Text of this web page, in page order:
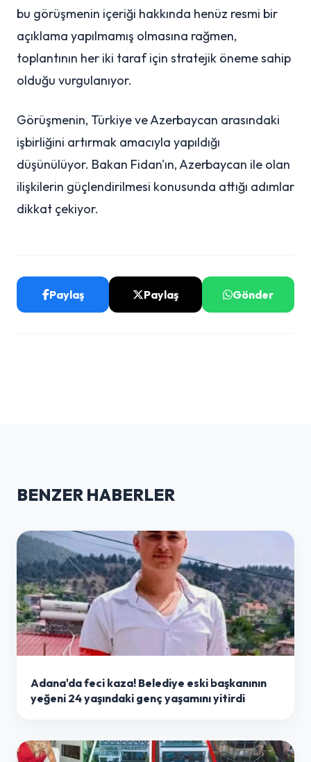
bu görüşmenin içeriği hakkında henüz resmi bir
açıklama yapılmamış olmasına rağmen,
toplantının her iki taraf için stratejik öneme sahip
olduğu vurgulanıyor.
Görüşmenin, Türkiye ve Azerbaycan arasındaki
işbirliğini artırmak amacıyla yapıldığı
düşünülüyor. Bakan Fidan'ın, Azerbaycan ile olan
ilişkilerin güçlendirilmesi konusunda attığı adımlar
dikkat çekiyor.
Paylaş Paylaş Gönder
BENZER HABERLER
Adana'da feci kaza! Belediye eski başkanının
yeğeni 24 yaşındaki genç yaşamını yitirdi